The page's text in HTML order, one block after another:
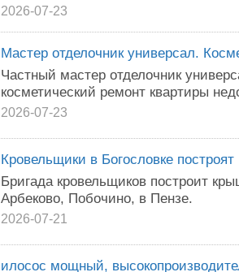
2026-07-23
Мастер отделочник универсал.
Частный мастер отделочник
косметический ремонт квартиры
2026-07-23
Кровельщики в Богословке
Бригада кровельщиков построит
Арбеково, Побочино, в Пензе.
2026-07-21
илосос мощный,